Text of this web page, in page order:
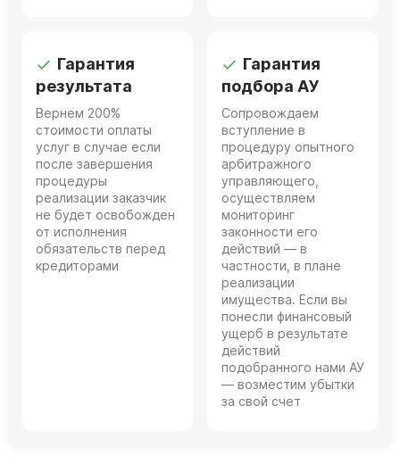
Гарантия
результата
Вернем 200%
стоимости оплаты
услуг в случае если
после завершения
процедуры
реализации заказчик
не будет освобожден
от исполнения
обязательств перед
кредиторами
Гарантия
подбора АУ
Сопровождаем
вступление в
процедуру опытного
арбитражного
управляющего,
осуществляем
мониторинг
законности его
действий — в
частности, в плане
реализации
имущества. Если вы
понесли финансовый
ущерб в результате
действий
подобранного нами АУ
— возместим убытки
за свой счет